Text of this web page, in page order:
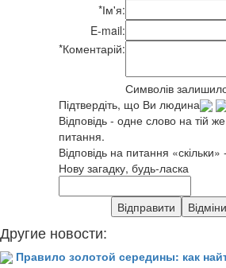
*Ім'я:
E-mail:
*Коментарій:
Символів
Підтвердіть, що Ви людина
Відповідь - одне слово на тій
питання.
Відповідь на питання
Нову загадку, будь-ласка
Другие новости:
Правило золотой середины: как